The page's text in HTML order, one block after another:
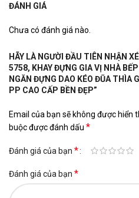
ĐÁNH GIÁ
Chưa có đánh giá nào.
HÃY LÀ NGƯỜI ĐẦU TIÊN NHẬN
5758, KHAY ĐỰNG GIA VỊ NHÀ
NGĂN ĐỰNG DAO KÉO ĐŨA THÌA
PP CAO CẤP BỀN ĐẸP”
Email của bạn sẽ không được hiển
buộc được đánh dấu *
Đánh giá của bạn *
Đánh giá của bạn *